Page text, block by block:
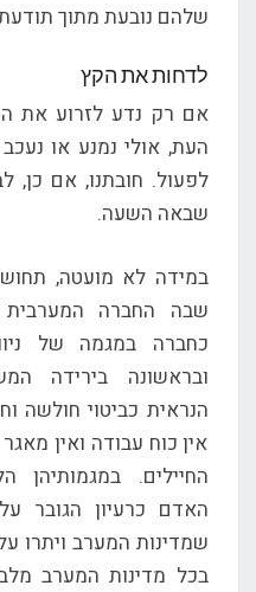
שלהם נובעת מתוך
לדחות את הקץ
אם רק נדע לזרוע את
העת, אולי נמנע או
לפעול. חובתנו, אם כן,
שבאה השעה.
במידה לא מועטה,
שבה החברה המערבית
כחברה במגמה של
ובראשונה בירידה
הנראית כביטוי חולשה
אין כוח עבודה ואין
החיילים. במגמותיהן
האדם כרעיון הגובר
שמדינות המערב ויתרו
בכל מדינות המערב